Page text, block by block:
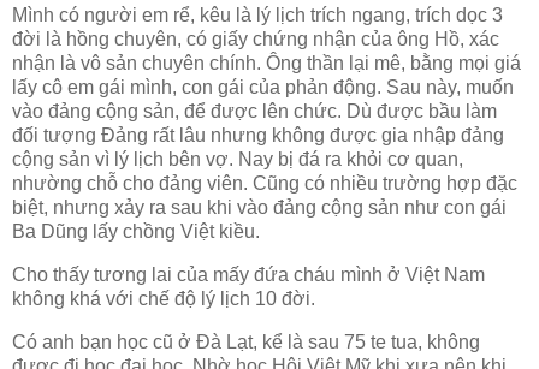
Mình có người em rể, kêu là lý lịch trích ngang, trích dọc 3
đời là hồng chuyên, có giấy chứng nhận của ông Hồ, xác
nhận là vô sản chuyên chính. Ông thần lại mê, bằng mọi giá
lấy cô em gái mình, con gái của phản động. Sau này, muốn
vào đảng cộng sản, để được lên chức. Dù được bầu làm
đối tượng Đảng rất lâu nhưng không được gia nhập đảng
cộng sản vì lý lịch bên vợ. Nay bị đá ra khỏi cơ quan,
nhường chỗ cho đảng viên. Cũng có nhiều trường hợp đặc
biệt, nhưng xảy ra sau khi vào đảng cộng sản như con gái
Ba Dũng lấy chồng Việt kiều.
Cho thấy tương lai của mấy đứa cháu mình ở Việt Nam
không khá với chế độ lý lịch 10 đời.
Có anh bạn học cũ ở Đà Lạt, kể là sau 75 te tua, không